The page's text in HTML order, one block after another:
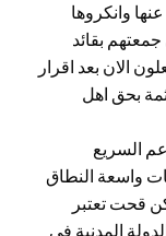
وانكروها
جمعتهم بقائد
الان بعد اقرار
بحق اهل
السريع
واسعة النطاق
قحت تعتبر
المدنية فى